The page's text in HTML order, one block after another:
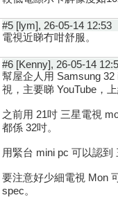
#5 [lym], 26-05-14 12:53
電視近睇冇咁舒服。
#6 [Kenny], 26-05-14
幫屋企人用 Samsung
視，主要睇 YouTube，
之前用 21吋 三星電視
都係 32吋。
用緊台 mini pc 可以認到
要注意好少細電視 Mon
spec。